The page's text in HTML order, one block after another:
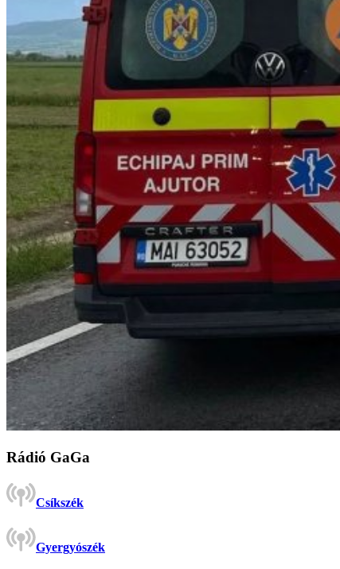
Rádió GaGa
Csíkszék
Gyergyószék